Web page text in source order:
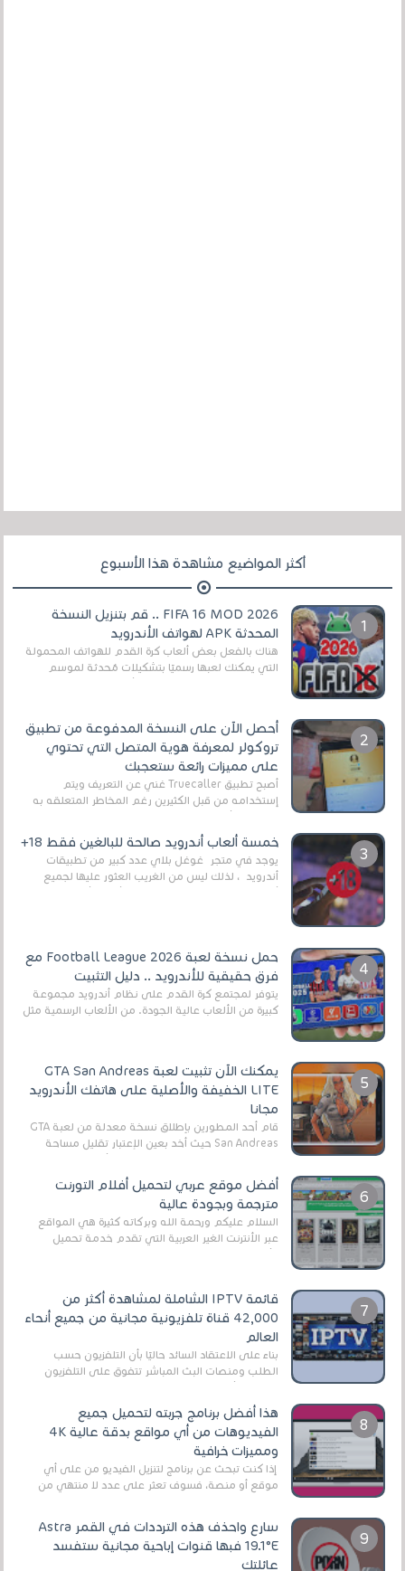
أكثر المواضيع مشاهدة هذا الأسبوع
FIFA 16 MOD 2026 .. قم بتنزيل النسخة
المحدثة APK لهواتف الأندرويد
هناك بالفعل بعض ألعاب كرة القدم للهواتف المحمولة
التي يمكنك لعبها رسميًا بتشكيلات مُحدثة لموسم
أحصل الآن على النسخة المدفوعة من تطبيق
تروكولر لمعرفة هوية المتصل التي تحتوي
على مميزات رائعة ستعجبك
أصبح تطبيق Truecaller غني عن التعريف ويتم
إستخدامه من قبل الكثيرين رغم المخاطر المتعلقه به
خمسة ألعاب أندرويد صالحة للبالغين فقط 18+
يوجد في متجر غوغل بلاي عدد كبير من تطبيقات
أندرويد ، لذلك ليس من الغريب العثور عليها لجميع
حمل نسخة لعبة Football League 2026 مع
فرق حقيقية للأندرويد .. دليل التثبيت
يتوفر لمجتمع كرة القدم على نظام أندرويد مجموعة
كبيرة من الألعاب عالية الجودة. من الألعاب الرسمية مثل
يمكنك الآن تثبيت لعبة GTA San Andreas
LITE الخفيفة والأصلية على هاتفك الأندرويد
مجانا
قام أحد المطورين بإطلاق نسخة معدلة من لعبة GTA
San Andreas حيث أخد بعين الإعتبار تقليل مساحة
أفضل موقع عربي لتحميل أفلام التورنت
مترجمة وبجودة عالية
السلام عليكم ورحمة الله وبركاته كثيرة هي المواقع
عبر الأنترنت الغير العربية التي تقدم خدمة تحميل
الأفلام على التورنت ، ومعظم هذه المواقع ل...
قائمة IPTV الشاملة لمشاهدة أكثر من
42,000 قناة تلفزيونية مجانية من جميع أنحاء
العالم
بناءً على الاعتقاد السائد حاليًا بأن التلفزيون حسب
الطلب ومنصات البث المباشر تتفوق على التلفزيون
الرقمي الأرضي التقليدي، يُعدّ IPTV-org خيار...
هذا أفضل برنامج جربته لتحميل جميع
الفيديوهات من أي مواقع بدقة عالية 4K
ومميزات خرافية
إذا كنت تبحث عن برنامج لتنزيل الفيديو من على أي
موقع أو منصة، فسوف تعثر على عدد لا منتهي من
سارع واحذف هذه الترددات في القمر Astra
19.1°E فبها قنوات إباحية مجانية ستفسد
عائلتك